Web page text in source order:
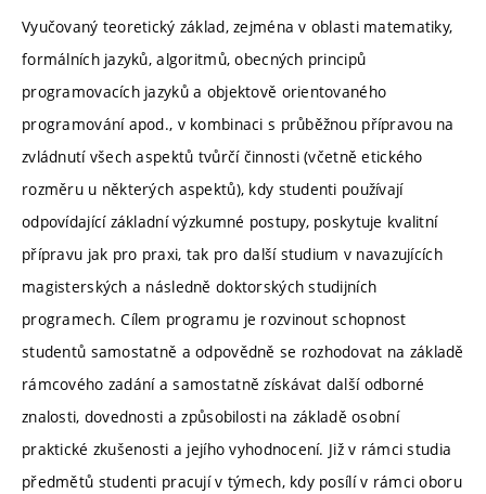
Vyučovaný teoretický základ, zejména v oblasti matematiky,
formálních jazyků, algoritmů, obecných principů
programovacích jazyků a objektově orientovaného
programování apod., v kombinaci s průběžnou přípravou na
zvládnutí všech aspektů tvůrčí činnosti (včetně etického
rozměru u některých aspektů), kdy studenti používají
odpovídající základní výzkumné postupy, poskytuje kvalitní
přípravu jak pro praxi, tak pro další studium v navazujících
magisterských a následně doktorských studijních
programech. Cílem programu je rozvinout schopnost
studentů samostatně a odpovědně se rozhodovat na základě
rámcového zadání a samostatně získávat další odborné
znalosti, dovednosti a způsobilosti na základě osobní
praktické zkušenosti a jejího vyhodnocení. Již v rámci studia
předmětů studenti pracují v týmech, kdy posílí v rámci oboru